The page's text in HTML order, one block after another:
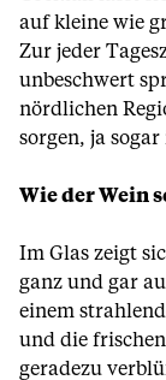
auf kleine wie
Zur jeder
unbeschwert
nördlichen
sorgen, ja
Wie der Wein
Im Glas zeigt
ganz und gar
einem
und die
geradezu